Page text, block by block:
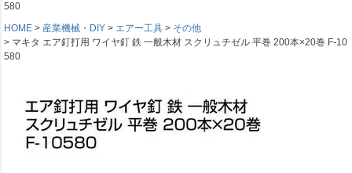
580
HOME
産業機械・DIY エアー工具
その他
マキタ エア釘打用 ワイヤ釘 鉄 一般木材 スクリュチゼル 平巻 200本×20巻 F-10
580